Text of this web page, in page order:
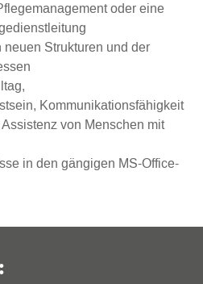
oder eine
Strukturen und der
Kommunikationsfähigkeit
von Menschen mit
in den gängigen MS-Office-